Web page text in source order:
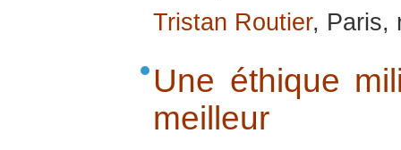
Tristan Routier, Paris,
Une éthique
meilleur